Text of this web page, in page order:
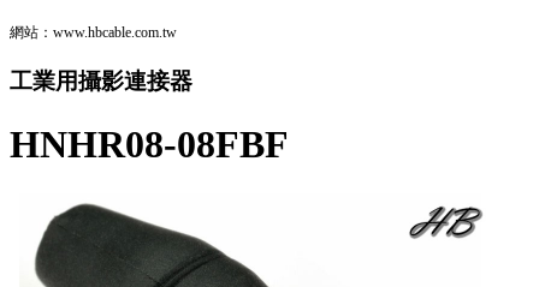
網站：www.hbcable.com.tw
工業用攝影連接器
HNHR08-08FBF